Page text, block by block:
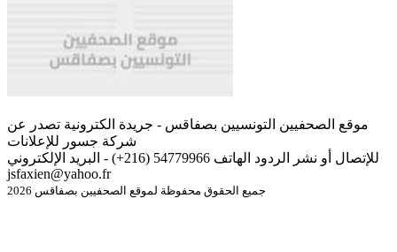
موقع الصحفيين التونسيين بصفاقس - جريدة الكترونية تصدر عن
شركة جسور للإعلانات
للإتصال أو نشر الردود الهاتف 54779966 (216+) - البريد الإلكتروني
jsfaxien@yahoo.fr
جميع الحقوق محفوظة لموقع الصحفيين بصفاقس 2026